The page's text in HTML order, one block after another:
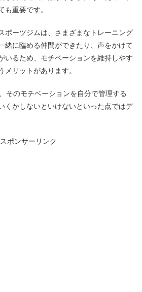
も重要です。
ポーツジムは、さまざまなトレーニング
緒に臨める仲間ができたり、声をかけて
いるため、モチベーションを維持しやす
メリットがあります。
そのモチベーションを自分で管理する
くかしないといけないといった点ではデ
スポンサーリンク